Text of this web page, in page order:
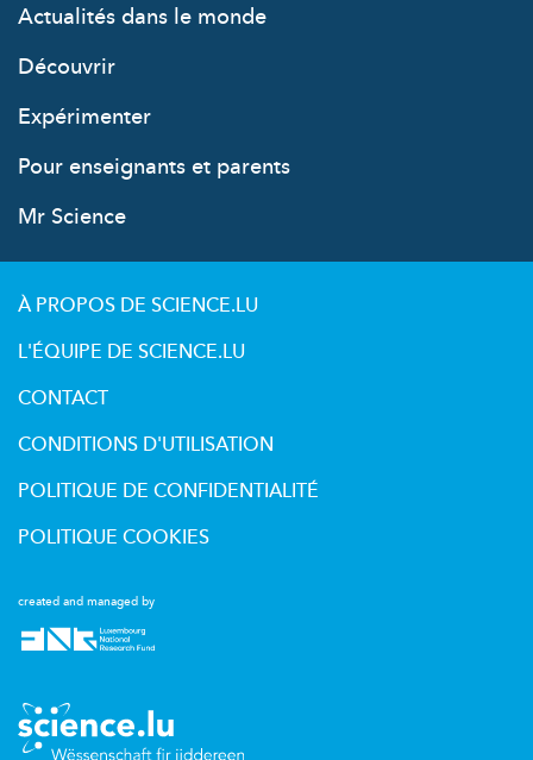
Actualités dans le monde
Découvrir
Expérimenter
Pour enseignants et parents
Mr Science
created and managed by
À PROPOS DE SCIENCE.LU
L'ÉQUIPE DE SCIENCE.LU
CONTACT
CONDITIONS D'UTILISATION
POLITIQUE DE CONFIDENTIALITÉ
POLITIQUE COOKIES